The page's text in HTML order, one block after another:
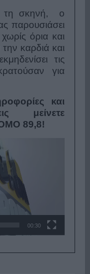
τη σκηνή, ο
παρουσιάσει
όρια και
την καρδιά και
τις
για
και
μείνετε
89,8!
00:30